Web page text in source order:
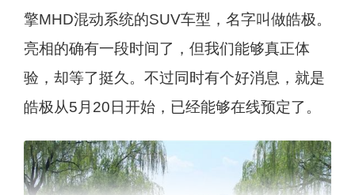
擎MHD混动系统的SUV车型，名字叫做皓极。
亮相的确有一段时间了，但我们能够真正体
验，却等了挺久。不过同时有个好消息，就是
皓极从5月20日开始，已经能够在线预定了。